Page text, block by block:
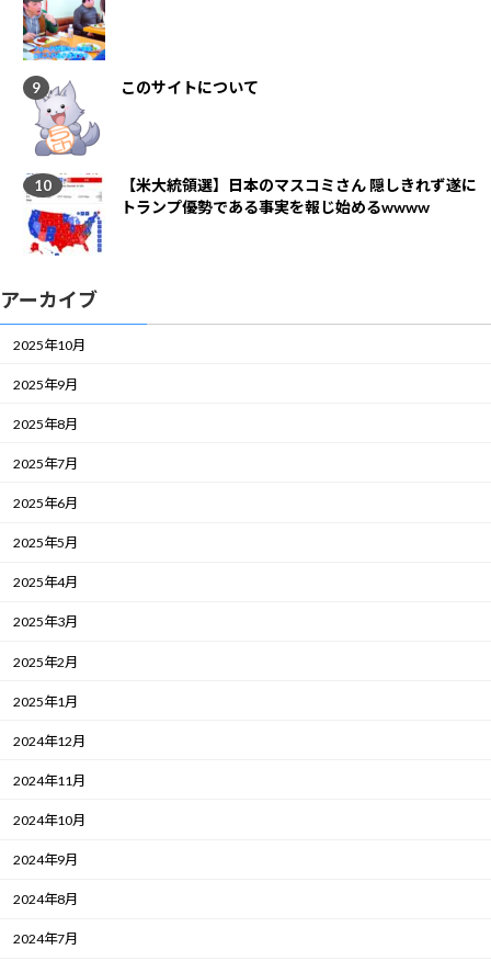
このサイトについて
【米大統領選】日本のマスコミさん 隠しきれず遂に
トランプ優勢である事実を報じ始めるwwww
アーカイブ
2025年10月
2025年9月
2025年8月
2025年7月
2025年6月
2025年5月
2025年4月
2025年3月
2025年2月
2025年1月
2024年12月
2024年11月
2024年10月
2024年9月
2024年8月
2024年7月